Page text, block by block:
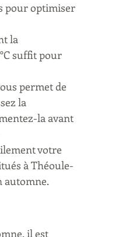
pour optimiser
la
suffit pour
permet de
la
la avant
votre
à Théoule-
automne.
il est